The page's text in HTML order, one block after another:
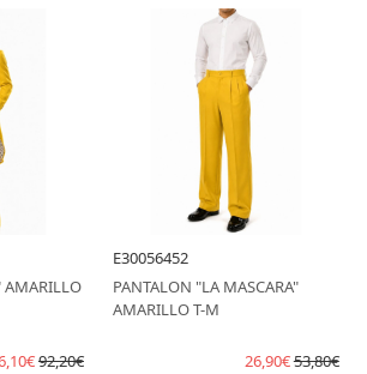
AMARILLO
92,20€
E30056452
PANTALON "LA MASCARA"
AMARILLO T-M
26,90€53,80€